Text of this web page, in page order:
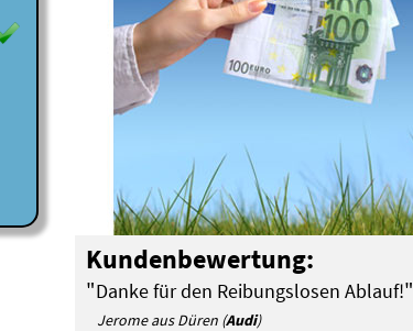
Kundenbewertung:
"Danke für den Reibungslosen Ablauf!"
Jerome aus Düren (Audi)